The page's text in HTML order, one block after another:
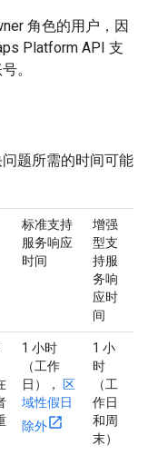
角色的用户，因
Platform API 支
。
题所需的时间可能
标准支持
服务响应
时间
增强
型支
持服
务响
应时
间
1 小时
（工作
日），
区
域性假日
除外
1 小
时
（工
作日
和周
末）